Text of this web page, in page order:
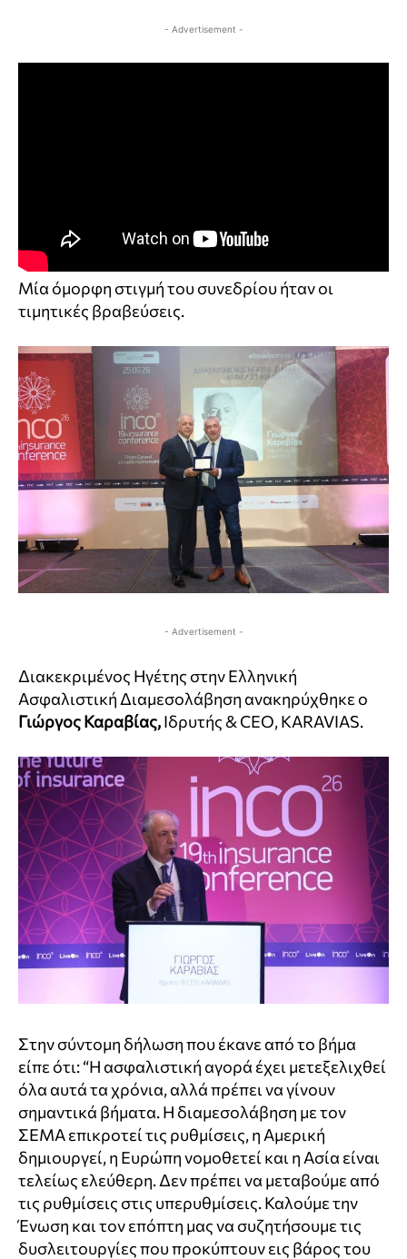
- Advertisement -
Μία όμορφη στιγμή του συνεδρίου ήταν οι
τιμητικές βραβεύσεις.
- Advertisement -
Διακεκριμένος Ηγέτης στην Ελληνική
Ασφαλιστική Διαμεσολάβηση ανακηρύχθηκε ο
Γιώργος Καραβίας,Ιδρυτής & CEO, KARAVIAS.
Στην σύντομη δήλωση που έκανε από το βήμα
είπε ότι: “Η ασφαλιστική αγορά έχει μετεξελιχθεί
όλα αυτά τα χρόνια, αλλά πρέπει να γίνουν
σημαντικά βήματα. Η διαμεσολάβηση με τον
ΣΕΜΑ επικροτεί τις ρυθμίσεις, η Αμερική
δημιουργεί, η Ευρώπη νομοθετεί και η Ασία είναι
τελείως ελεύθερη. Δεν πρέπει να μεταβούμε από
τις ρυθμίσεις στις υπερυθμίσεις. Καλούμε την
Ένωση και τον επόπτη μας να συζητήσουμε τις
δυσλειτουργίες που προκύπτουν εις βάρος του